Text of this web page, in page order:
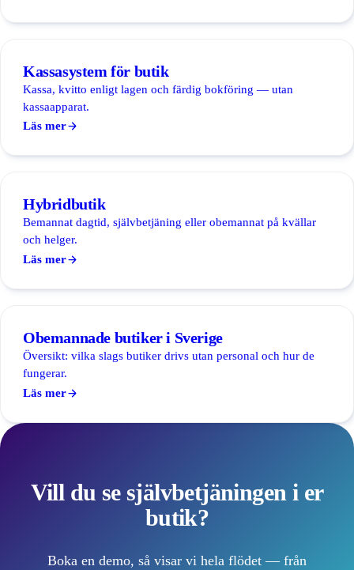
Kassasystem för butik
Kassa, kvitto enligt lagen och färdig bokföring — utan
kassaapparat.
Läs mer
Hybridbutik
Bemannat dagtid, självbetjäning eller obemannat på kvällar
och helger.
Läs mer
Obemannade butiker i Sverige
Översikt: vilka slags butiker drivs utan personal och hur de
fungerar.
Läs mer
Vill du se självbetjäningen i er
butik?
Boka en demo, så visar vi hela flödet — från